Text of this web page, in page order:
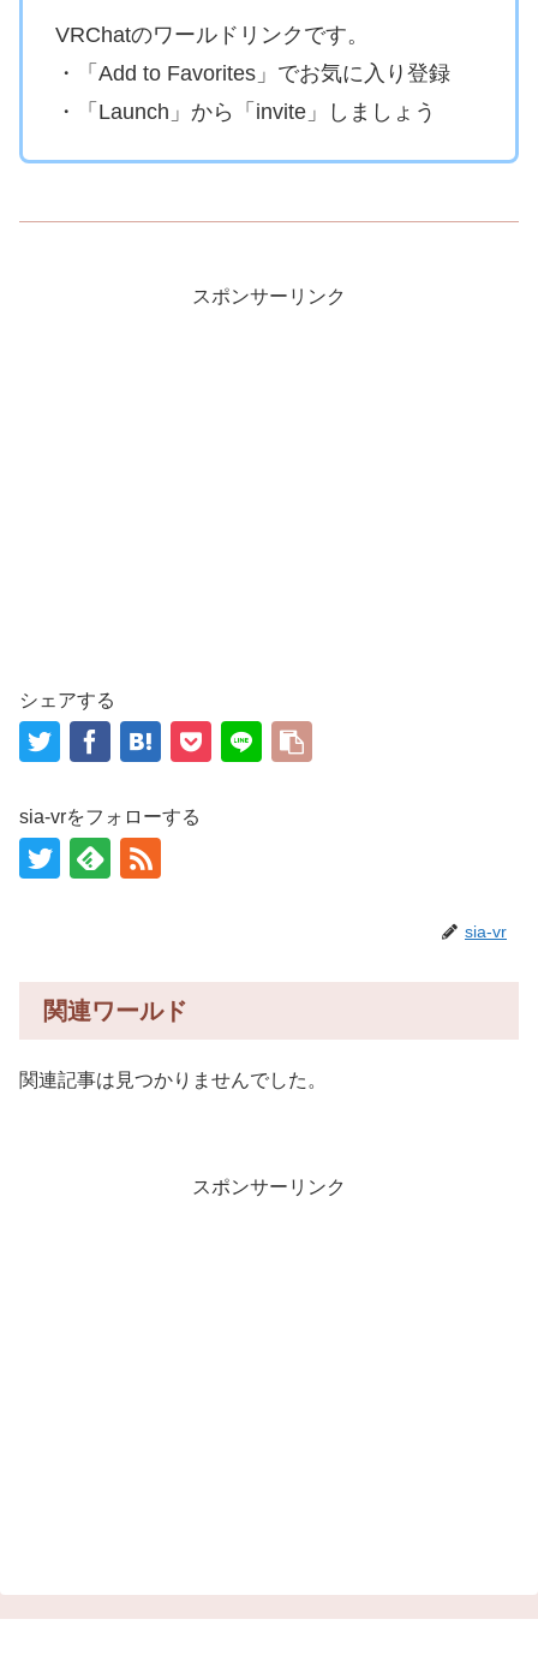
VRChatのワールドリンクです。
・「Add to Favorites」でお気に入り登録
・「Launch」から「invite」しましょう
スポンサーリンク
シェアする
sia-vrをフォローする
sia-vr
関連ワールド
関連記事は見つかりませんでした。
スポンサーリンク